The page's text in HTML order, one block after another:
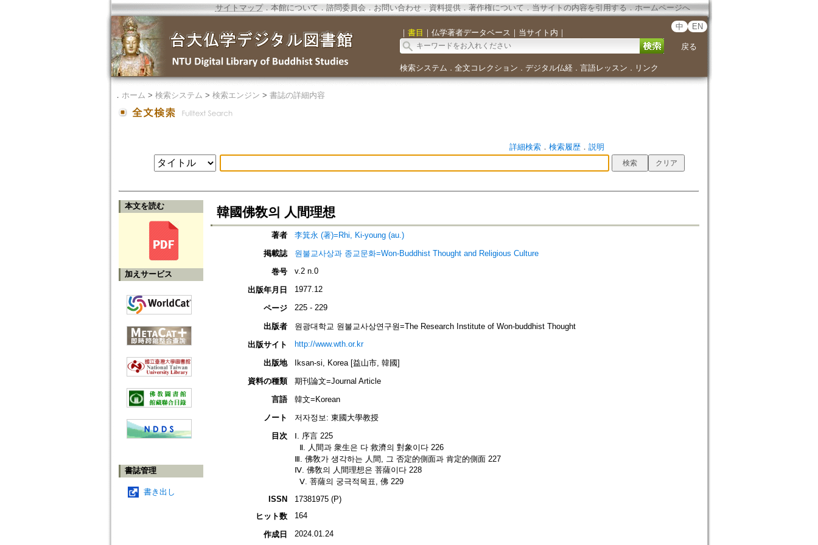
サイトマップ．本館について ． 諮問委員会． お問い合わせ． 資料提供． 著作権について．当サイトの内容を引用する ． ホームページへ
｜ 書目 ｜ 仏学著者データベース ｜ 当サイト内 ｜
中 EN
戻る
検索システム ． 全文コレクション ． デジタル仏経． 言語レッスン ． リンク
． ホーム > 検索システム > 検索エンジン > 書誌の詳細内容
詳細検索． 検索履歴． 説明
本文を読む
加えサービス
書誌管理
書き出し
韓國佛敎의 人間理想
著者
李箕永 (著)=Rhi, Ki-young (au.)
掲載誌
원불교사상과 종교문화=Won-Buddhist Thought and Religious Culture
巻号
v.2 n.0
出版年月日 1977.12
ページ 225 - 229
出版者
원광대학교 원불교사상연구원=The Research Institute of Won-buddhist Thought
出版サイト
http://www.wth.or.kr
出版地
Iksan-si, Korea [益山市, 韓國]
資料の種類
期刊論文=Journal Article
言語
韓文=Korean
ノート
저자정보: 東國大學教授
目次
Ⅰ. 序言 225
Ⅱ. 人間과 衆生은 다 救濟의 對象이다 226
Ⅲ. 佛敎가 생각하는 人間, 그 否定的側面과 肯定的側面 227
Ⅳ. 佛敎의 人間理想은 菩薩이다 228
Ⅴ. 菩薩의 궁극적목표, 佛 229
ISSN
17381975 (P)
ヒット数
164
作成日 2024.01.24